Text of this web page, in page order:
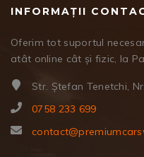
INFORMAȚII
Oferim tot suportul
atât online cât și fizic, la
Str. Ștefan Tenetchi,
0758 233 699